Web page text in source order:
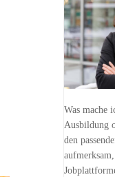
Was mache
Ausbildung
den